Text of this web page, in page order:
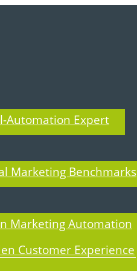
Automation Expert
Marketing Benchmarks
Marketing Automation
Customer Experience